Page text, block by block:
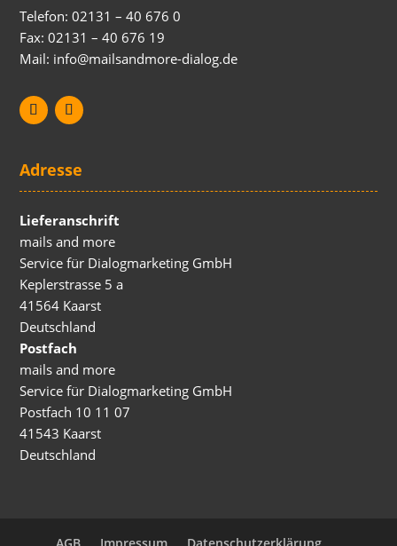
Telefon: 02131 – 40 676 0
Fax: 02131 – 40 676 19
Mail: info@mailsandmore-dialog.de
Adresse
Lieferanschrift
mails and more
Service für Dialogmarketing GmbH
Keplerstrasse 5 a
41564 Kaarst
Deutschland
Postfach
mails and more
Service für Dialogmarketing GmbH
Postfach 10 11 07
41543 Kaarst
Deutschland
AGB Impressum Datenschutzerklärung